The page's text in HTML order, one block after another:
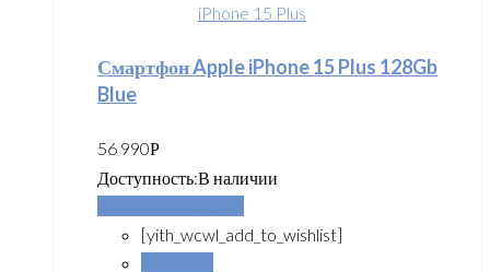
iPhone 15 Plus
Смартфон Apple iPhone 15 Plus 128Gb
Blue
56 990Р
Доступность:В наличии
[yith_wcwl_add_to_wishlist]